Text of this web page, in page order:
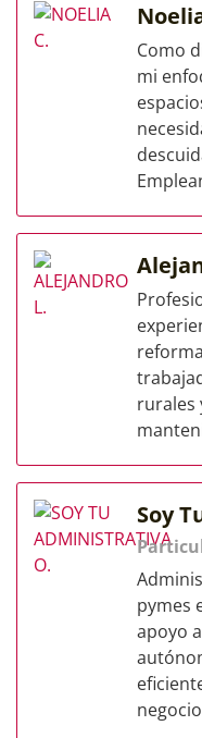
Como
mi
rurales
Soy
pymes
apoyo